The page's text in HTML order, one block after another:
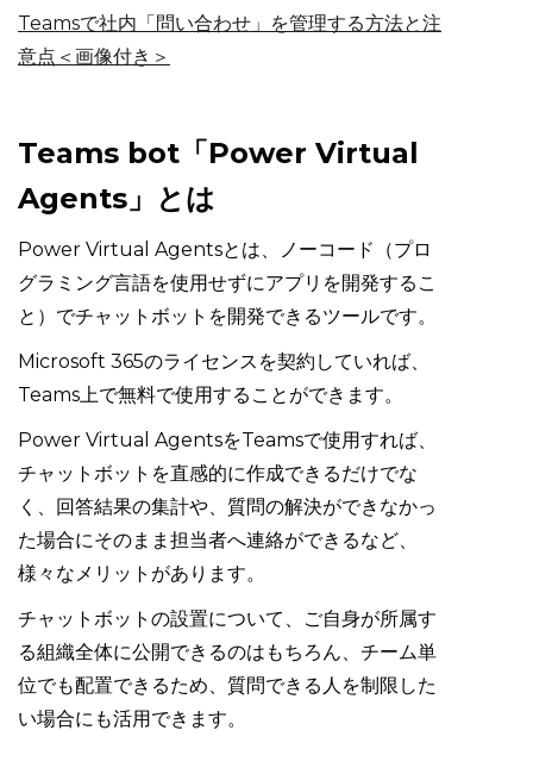
Teamsで社内「問い合わせ」を管理する方法と注
意点＜画像付き＞
Teams bot「Power Virtual
Agents」とは
Power Virtual Agentsとは、ノーコード（プロ
グラミング言語を使用せずにアプリを開発するこ
と）でチャットボットを開発できるツールです。
Microsoft 365のライセンスを契約していれば、
Teams上で無料で使用することができます。
Power Virtual AgentsをTeamsで使用すれば、
チャットボットを直感的に作成できるだけでな
く、回答結果の集計や、質問の解決ができなかっ
た場合にそのまま担当者へ連絡ができるなど、
様々なメリットがあります。
チャットボットの設置について、ご自身が所属す
る組織全体に公開できるのはもちろん、チーム単
位でも配置できるため、質問できる人を制限した
い場合にも活用できます。